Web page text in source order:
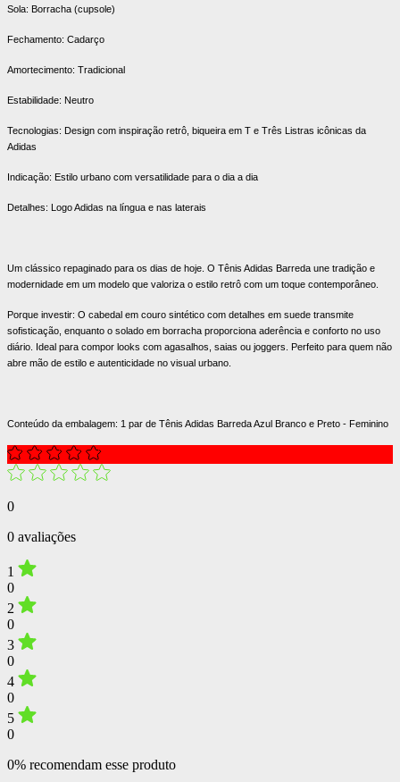
Sola: Borracha (cupsole)
Fechamento: Cadarço
Amortecimento: Tradicional
Estabilidade: Neutro
Tecnologias: Design com inspiração retrô, biqueira em T e Três Listras icônicas da
Adidas
Indicação: Estilo urbano com versatilidade para o dia a dia
Detalhes: Logo Adidas na língua e nas laterais
Um clássico repaginado para os dias de hoje. O Tênis Adidas Barreda une tradição e
modernidade em um modelo que valoriza o estilo retrô com um toque contemporâneo.
Porque investir: O cabedal em couro sintético com detalhes em suede transmite
sofisticação, enquanto o solado em borracha proporciona aderência e conforto no uso
diário. Ideal para compor looks com agasalhos, saias ou joggers. Perfeito para quem não
abre mão de estilo e autenticidade no visual urbano.
Conteúdo da embalagem: 1 par de Tênis Adidas Barreda Azul Branco e Preto - Feminino
0
0 avaliações
1
0
2
0
3
0
4
0
5
0
0% recomendam esse produto